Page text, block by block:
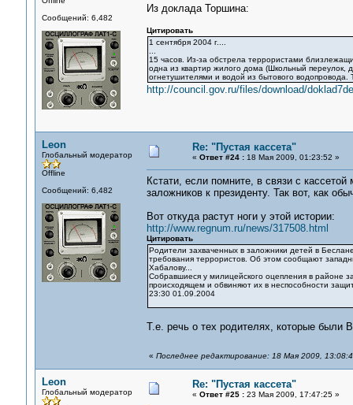
Сообщений: 6,482
Из доклада Торшина:
Цитировать
1 сентября 2004 г....
15 часов. Из-за обстрела террористами
одна из квартир жилого дома (Школьный переулок,
огнетушителями и водой из бытового
http://council.gov.ru/files/download/
Leon
Глобальный модератор
Offline
Сообщений: 6,482
Re: "Пустая кассета"
« Ответ #24 :18 Мая 2009, 01:23:52 »
Кстати, если помните, в связи с
заложников к президенту. Так вот, как
Вот откуда растут ноги у этой истории:
http://www.regnum.ru/news/317508.html
Цитировать
Родители захваченных в заложники детей в
требования террористов. Об этом сообщают
Хабалову...
Собравшиеся у милицейского оцепления в районе
происходящем и обвиняют их в неспособности
23:30 01.09.2004
Т.е. речь о тех родителях, которые
« Последнее редактирование: 18 Мая 2009,
Leon
Глобальный модератор
Re: "Пустая кассета"
« Ответ #25 :23 Мая 2009, 17:47:25 »